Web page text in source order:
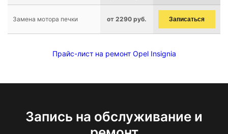
Замена мотора печки от 2290 руб. Записаться
Прайс-лист на ремонт Opel Insignia
Запись на обслуживание и